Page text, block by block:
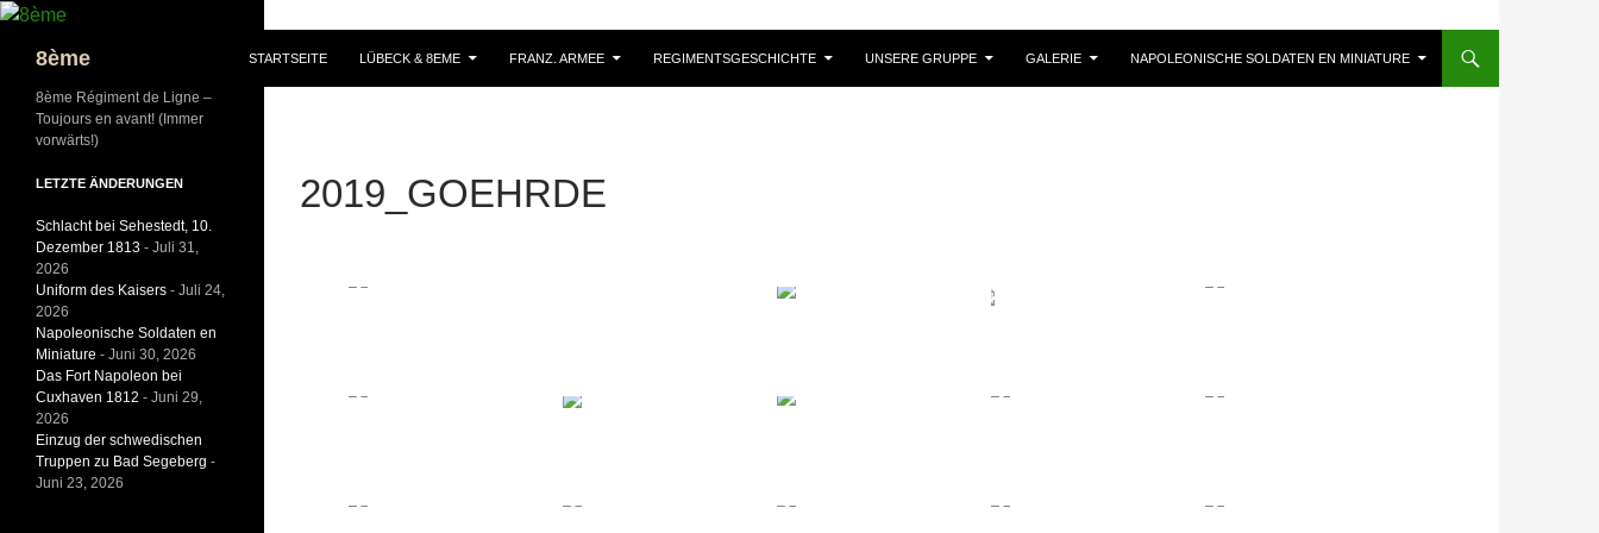
8ème
STARTSEITE
LÜBECK & 8EME FRANZ. ARMEE REGIMENTSGESCHICHTE UNSERE GRUPPE GALERIE NAPOLEONISCHE SOLDATEN EN MINIATURE
2019_GOEHRDE
8ème Régiment de Ligne –
Toujours en avant! (Immer
vorwärts!)
LETZTE ÄNDERUNGEN
Schlacht bei Sehestedt, 10.
Dezember 1813 - Juli 31,
2026
Uniform des Kaisers - Juli 24,
2026
Napoleonische Soldaten en
Miniature - Juni 30, 2026
Das Fort Napoleon bei
Cuxhaven 1812 - Juni 29,
2026
Einzug der schwedischen
Truppen zu Bad Segeberg -
Juni 23, 2026